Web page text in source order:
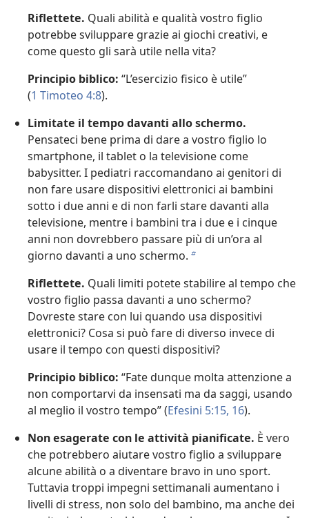
Riflettete. Quali abilità e qualità vostro figlio
potrebbe sviluppare grazie ai giochi creativi, e
come questo gli sarà utile nella vita?
Principio biblico: “L’esercizio fisico è utile”
(1 Timoteo 4:8).
Limitate il tempo davanti allo schermo.
Pensateci bene prima di dare a vostro figlio lo
smartphone, il tablet o la televisione come
babysitter. I pediatri raccomandano ai genitori di
non fare usare dispositivi elettronici ai bambini
sotto i due anni e di non farli stare davanti alla
televisione, mentre i bambini tra i due e i cinque
anni non dovrebbero passare più di un’ora al
giorno davanti a uno schermo. b
Riflettete. Quali limiti potete stabilire al tempo che
vostro figlio passa davanti a uno schermo?
Dovreste stare con lui quando usa dispositivi
elettronici? Cosa si può fare di diverso invece di
usare il tempo con questi dispositivi?
Principio biblico: “Fate dunque molta attenzione a
non comportarvi da insensati ma da saggi, usando
al meglio il vostro tempo” (Efesini 5:15, 16).
Non esagerate con le attività pianificate. È vero
che potrebbero aiutare vostro figlio a sviluppare
alcune abilità o a diventare bravo in uno sport.
Tuttavia troppi impegni settimanali aumentano i
livelli di stress, non solo del bambino, ma anche dei